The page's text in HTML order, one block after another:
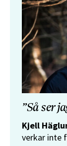
”Så ser
Kjell
verkar inte